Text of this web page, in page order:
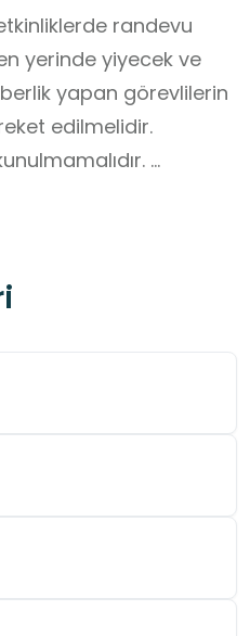
randevu
yerinde yiyecek ve
yapan görevlilerin
edilmelidir.
koruma bandı